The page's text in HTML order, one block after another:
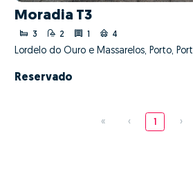
Moradia T3
3 2 1 4
Lordelo do Ouro e Massarelos, Porto,
Reservado
« ‹ 1 ›